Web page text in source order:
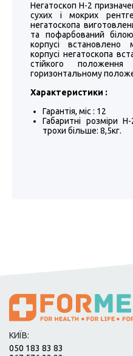
Негатоскоп Н-2
сухих і мокрих
негатоскопа
та пофарбований
корпусі встановлено
корпусі негатоскопа
стійкого
горизонтальному
Характеристики :
Гарантія, міс : 12
Габаритні розміри
трохи більше: 8,5кг.
КИЇВ:
050 183 83 83